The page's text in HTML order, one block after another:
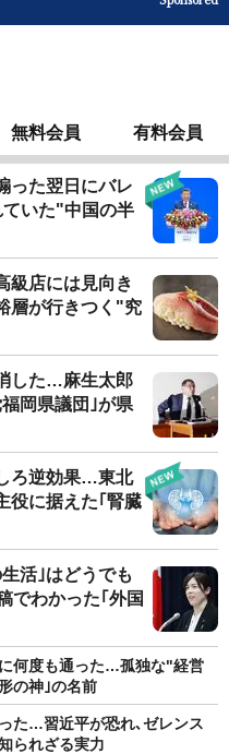
無料会員 有料会員
った翌日にバレ
いた"中国の半
級店には見向き
層が行きつく"究
した…麻生太郎
岡県議団｣が県
ろ逆効果…東北
役に据えた｢腎臓
活｣はどうでも
でわかった｢外国
何度も通った…孤独な"経営
の神｣の名前
た…習近平が恐れ､ゼレンス
られざる実力